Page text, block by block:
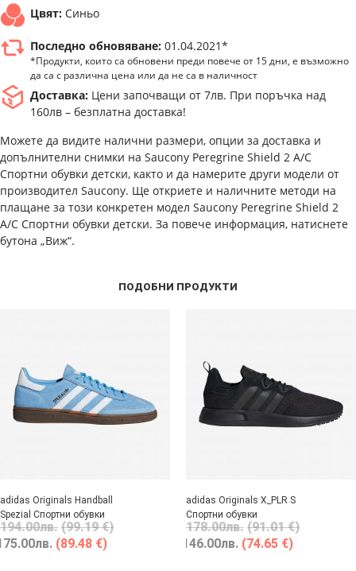
Цвят: Синьо
Последно обновяване: 01.04.2021*
*Продукти, които са обновени преди повече от 15 дни, е възможно
да са с различна цена или да не са в наличност
Доставка: Цени започващи от 7лв. При поръчка над
160лв – безплатна доставка!
Можете да видите налични размери, опции за доставка и
допълнителни снимки на Saucony Peregrine Shield 2 A/C
Спортни обувки детски, както и да намерите други модели от
производител Saucony. Ще откриете и наличните методи на
плащане за този конкретен модел Saucony Peregrine Shield 2
A/C Спортни обувки детски. За повече информация, натиснете
бутона „Виж“.
ПОДОБНИ ПРОДУКТИ
adidas Originals Handball
Spezial Спортни обувки
194.00лв. (99.19 €)
лв. (89.48 €)
adidas Originals X_PLR S
Спортни обувки
178.00лв. (91.01 €)
146.00лв. (74.65 €)